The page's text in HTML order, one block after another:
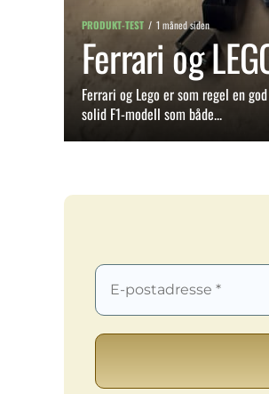
PRODUKT-TEST 1 måned siden
Ferrari og
Ferrari og Lego er som regel en
solid F1-modell som både...